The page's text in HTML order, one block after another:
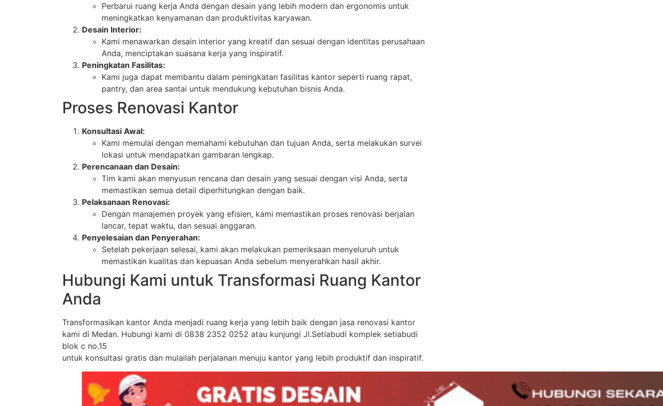
Perbarui ruang kerja Anda dengan desain yang lebih modern dan ergonomis untuk
meningkatkan kenyamanan dan produktivitas karyawan.
Desain Interior:
Kami menawarkan desain interior yang kreatif dan sesuai dengan identitas perusahaan
Anda, menciptakan suasana kerja yang inspiratif.
Peningkatan Fasilitas:
Kami juga dapat membantu dalam peningkatan fasilitas kantor seperti ruang rapat,
pantry, dan area santai untuk mendukung kebutuhan bisnis Anda.
Proses Renovasi Kantor
Konsultasi Awal:
Kami memulai dengan memahami kebutuhan dan tujuan Anda, serta melakukan survei
lokasi untuk mendapatkan gambaran lengkap.
Perencanaan dan Desain:
Tim kami akan menyusun rencana dan desain yang sesuai dengan visi Anda, serta
memastikan semua detail diperhitungkan dengan baik.
Pelaksanaan Renovasi:
Dengan manajemen proyek yang efisien, kami memastikan proses renovasi berjalan
lancar, tepat waktu, dan sesuai anggaran.
Penyelesaian dan Penyerahan:
Setelah pekerjaan selesai, kami akan melakukan pemeriksaan menyeluruh untuk
memastikan kualitas dan kepuasan Anda sebelum menyerahkan hasil akhir.
Hubungi Kami untuk Transformasi Ruang Kantor
Anda
Transformasikan kantor Anda menjadi ruang kerja yang lebih baik dengan jasa renovasi kantor
kami di Medan. Hubungi kami di 0838 2352 0252 atau kunjungi Jl.Setiabudi komplek setiabudi
blok c no.15
untuk konsultasi gratis dan mulailah perjalanan menuju kantor yang lebih produktif dan inspiratif.